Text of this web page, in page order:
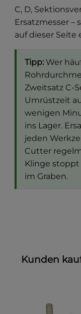
C, D,
Ersatzmesser –
auf dieser Seite
Tipp: Wer
Zweitsatz C-
Umrüstzeit
wenigen
ins Lager.
jeden
Cutter
Klinge
im Graben.
Kunden